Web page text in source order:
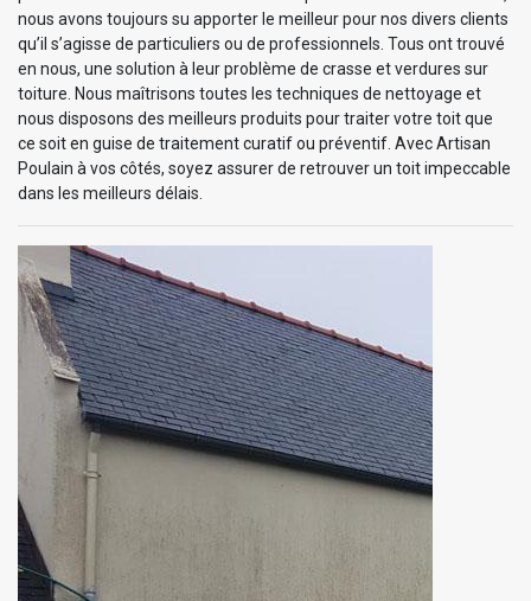
nous avons toujours su apporter le meilleur pour nos divers clients
qu’il s’agisse de particuliers ou de professionnels. Tous ont trouvé
en nous, une solution à leur problème de crasse et verdures sur
toiture. Nous maîtrisons toutes les techniques de nettoyage et
nous disposons des meilleurs produits pour traiter votre toit que
ce soit en guise de traitement curatif ou préventif. Avec Artisan
Poulain à vos côtés, soyez assurer de retrouver un toit impeccable
dans les meilleurs délais.